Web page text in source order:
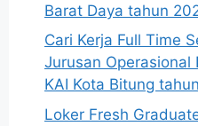
Barat Daya tahun
Cari Kerja Full Time
Jurusan Operasional
KAI Kota Bitung
Loker Fresh